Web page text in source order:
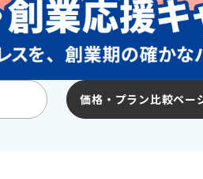
価格・プラン比較ペー